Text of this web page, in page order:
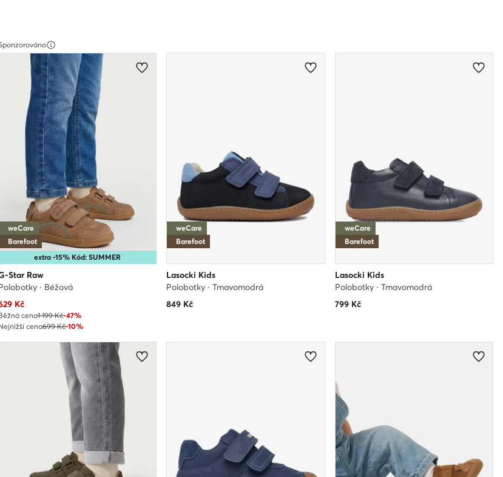
extra -15% Kód: SUMMER
weCare
Barefoot
Star Raw
· Béžová
cena
Kč
cena1 199 Kč-47%
cena699 Kč-10%
weCare
Barefoot
Lasocki Kids
Polobotky · Tmavomodrá
849 Kč
weCare
Barefoot
Lasocki Kids
Polobotky · Tmavomodrá
799Kč